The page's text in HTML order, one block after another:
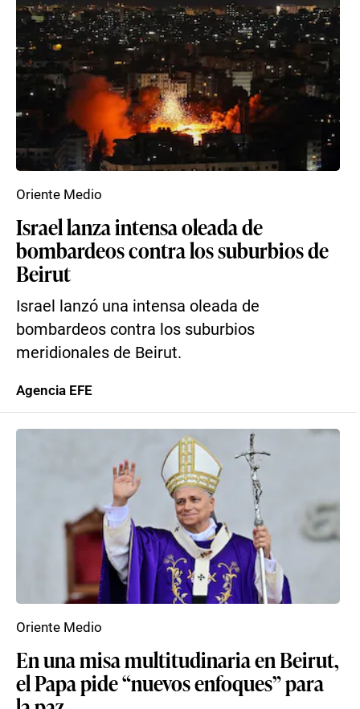
Israel lanza intensa oleada de
bombardeos contra los suburbios de
Beirut
Israel lanzó una intensa oleada de
bombardeos contra los suburbios
meridionales de Beirut.
Oriente Medio
Agencia EFE
En una misa multitudinaria en Beirut,
el Papa pide “nuevos enfoques” para
Oriente Medio